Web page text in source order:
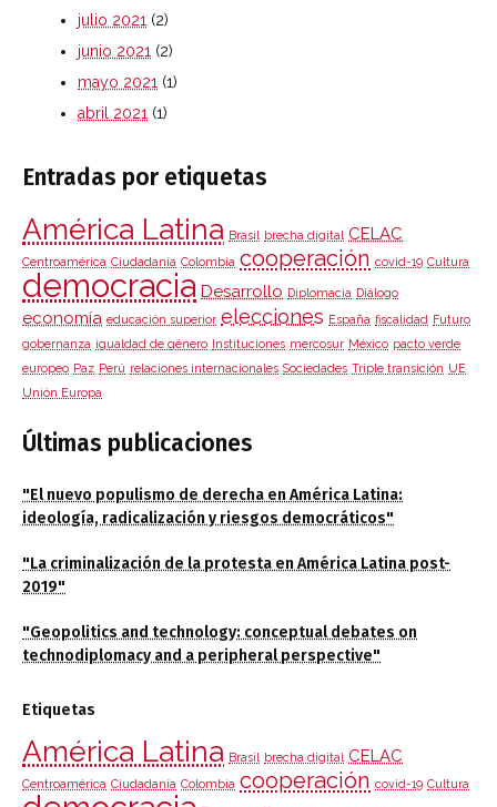
julio 2021 (2)
junio 2021 (2)
mayo 2021 (1)
abril 2021 (1)
Entradas por etiquetas
América Latina Brasil brecha digital CELAC
Centroamérica Ciudadanía Colombia cooperación covid-19 Cultura
democracia Desarrollo Diplomacia Diálogo
economía educación superior elecciones España fiscalidad Futuro
gobernanza igualdad de género Instituciones mercosur México pacto verde
europeo Paz Perú relaciones internacionales Sociedades Triple transición UE
Unión Europa
Últimas publicaciones
"El nuevo populismo de derecha en América Latina:
ideología, radicalización y riesgos democráticos"
"La criminalización de la protesta en América Latina post-
2019"
"Geopolitics and technology: conceptual debates on
technodiplomacy and a peripheral perspective"
Etiquetas
América Latina Brasil brecha digital CELAC
Centroamérica Ciudadanía Colombia cooperación covid-19 Cultura